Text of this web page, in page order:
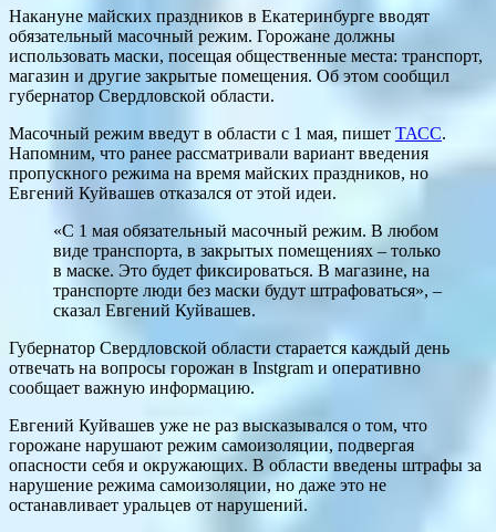
Накануне майских праздников в Екатеринбурге вводят
обязательный масочный режим. Горожане должны
использовать маски, посещая общественные места: транспорт,
магазин и другие закрытые помещения. Об этом сообщил
губернатор Свердловской области.
Масочный режим введут в области с 1 мая, пишет ТАСС.
Напомним, что ранее рассматривали вариант введения
пропускного режима на время майских праздников, но
Евгений Куйвашев отказался от этой идеи.
«С 1 мая обязательный масочный режим. В любом
виде транспорта, в закрытых помещениях – только
в маске. Это будет фиксироваться. В магазине, на
транспорте люди без маски будут штрафоваться», –
сказал Евгений Куйвашев.
Губернатор Свердловской области старается каждый день
отвечать на вопросы горожан в Instgram и оперативно
сообщает важную информацию.
Евгений Куйвашев уже не раз высказывался о том, что
горожане нарушают режим самоизоляции, подвергая
опасности себя и окружающих. В области введены штрафы за
нарушение режима самоизоляции, но даже это не
останавливает уральцев от нарушений.